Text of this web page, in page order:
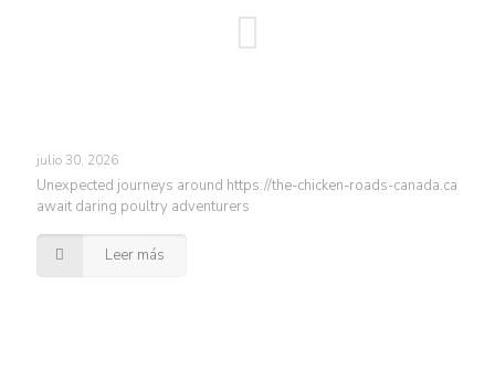
julio 30, 2026
Unexpected journeys around https://the-chicken-roads-canada.ca
await daring poultry adventurers
Leer más